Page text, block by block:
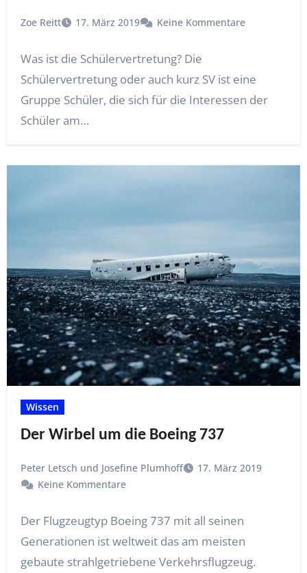
Zoe Reitt 17. März 2019 Keine Kommentare
Was ist die Schülervertretung? Die
Schülervertretung oder auch kurz SV ist eine
Gruppe Schüler, die sich für die Interessen der
Schüler am…
Wissen
Der Wirbel um die Boeing 737
Peter Letsch und Josefine Plumhoff
17. März 2019
Keine Kommentare
Der Flugzeugtyp Boeing 737 mit all seinen
Generationen ist weltweit das am meisten
gebaute strahlgetriebene Verkehrsflugzeug.